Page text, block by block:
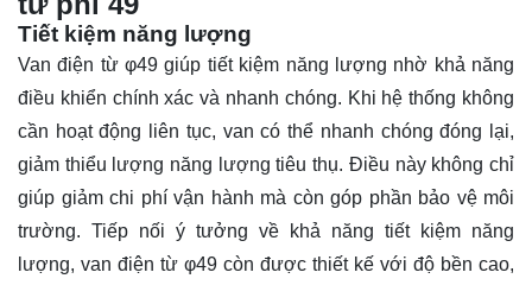
Tiết kiệm năng lượng
Van điện từ φ49 giúp tiết kiệm năng lượng nhờ khả năng
điều khiển chính xác và nhanh chóng. Khi hệ thống không
cần hoạt động liên tục, van có thể nhanh chóng đóng lại,
giảm thiểu lượng năng lượng tiêu thụ. Điều này không chỉ
giúp giảm chi phí vận hành mà còn góp phần bảo vệ môi
trường. Tiếp nối ý tưởng về khả năng tiết kiệm năng
lượng, van điện từ φ49 còn được thiết kế với độ bền cao,